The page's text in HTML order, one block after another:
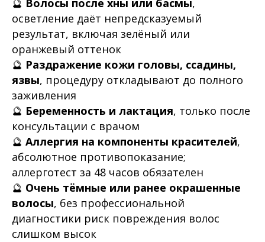
🔮 Волосы после хны или басмы,
осветление даёт непредсказуемый
результат, включая зелёный или
оранжевый оттенок
🔮 Раздражение кожи головы, ссадины,
язвы, процедуру откладывают до полного
заживления
🔮 Беременность и лактация, только после
консультации с врачом
🔮 Аллергия на компоненты красителей,
абсолютное противопоказание;
аллерготест за 48 часов обязателен
🔮 Очень тёмные или ранее окрашенные
волосы, без профессиональной
диагностики риск повреждения волос
слишком высок